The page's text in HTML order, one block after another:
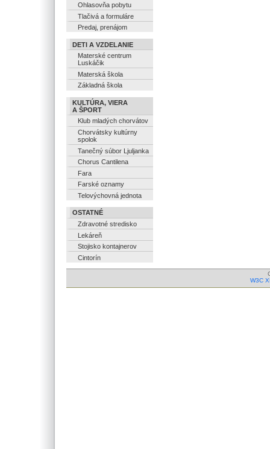
Ohlasovňa pobytu
Tlačivá a formuláre
Predaj, prenájom
DETI A VZDELANIE
Materské centrum
Luskáčik
Materská škola
Základná škola
KULTÚRA, VIERA
A ŠPORT
Klub mladých chorvátov
Chorvátsky kultúrny
spolok
Tanečný súbor Ljuljanka
Chorus Cantilena
Fara
Farské oznamy
Telovýchovná jednota
OSTATNÉ
Zdravotné stredisko
Lekáreň
Stojisko kontajnerov
Cintorín
W3C